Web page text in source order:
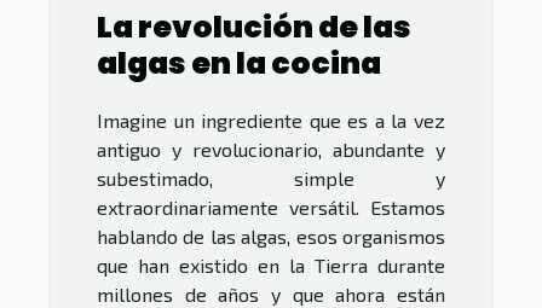
La revolución de las
algas en la cocina
Imagine un ingrediente que es a la vez
antiguo y revolucionario, abundante y
subestimado, simple y
extraordinariamente versátil. Estamos
hablando de las algas, esos organismos
que han existido en la Tierra durante
millones de años y que ahora están